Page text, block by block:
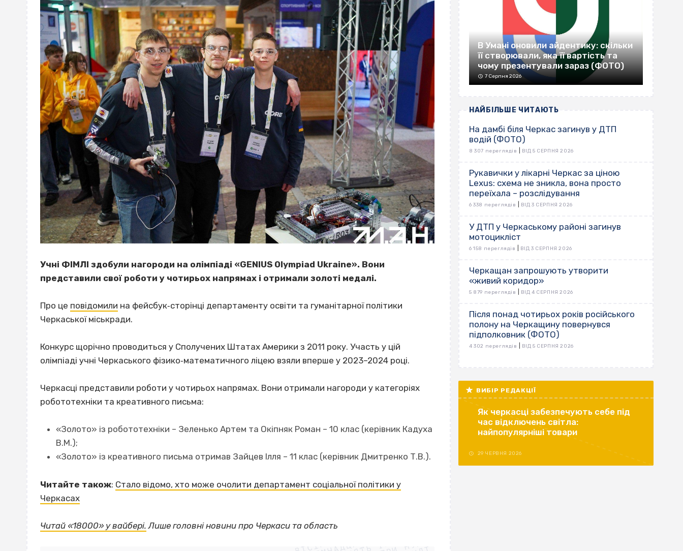
Учні ФІМЛІ здобули нагороди на олімпіаді «GENIUS Olympiad Ukraine». Вони
представили свої роботи у чотирьох напрямах і отримали золоті медалі.
Про це повідомили на фейсбук‐сторінці департаменту освіти та гуманітарної політики
Черкаської міськради.
Конкурс щорічно проводиться у Сполучених Штатах Америки з 2011 року. Участь у цій
олімпіаді учні Черкаського фізико‐математичного ліцею взяли вперше у 2023–2024 році.
Черкасці представили роботи у чотирьох напрямах. Вони отримали нагороди у категоріях
робототехніки та креативного письма:
«Золото» із робототехніки – Зеленько Артем та Окіпняк Роман – 10 клас (керівник Кадуха
В.М.);
«Золото» із креативного письма отримав Зайцев Ілля – 11 клас (керівник Дмитренко Т.В.).
Читайте також: Стало відомо, хто може очолити департамент соціальної політики у
Черкасах
Читай «18000» у вайбері. Лише головні новини про Черкаси та областьВІСІМНАДЦЯТЬ ТРИ НУЛІ
В Умані оновили айдентику: скільки
її створювали, яка її вартість та
чому презентували зараз (ФОТО)
7 Серпня 2026
НАЙБІЛЬШЕ ЧИТАЮТЬ
На дамбі біля Черкас загинув у ДТП
водій (ФОТО)
8 307 переглядів ВІД 5 СЕРПНЯ 2026
Рукавички у лікарні Черкас за ціною
Lexus: схема не зникла, вона просто
переїхала – розслідування
6 338 переглядів ВІД 3 СЕРПНЯ 2026
У ДТП у Черкаському районі загинув
мотоцикліст
6 158 переглядів ВІД 3 СЕРПНЯ 2026
Черкащан запрошують утворити
«живий коридор»
5 879 переглядів ВІД 4 СЕРПНЯ 2026
Після понад чотирьох років російського
полону на Черкащину повернувся
підполковник (ФОТО)
4 302 переглядів ВІД 5 СЕРПНЯ 2026
ВИБІР РЕДАКЦІЇ
Як черкасці забезпечують себе під
час відключень світла:
найпопулярніші товари
29 ЧЕРВНЯ 2026